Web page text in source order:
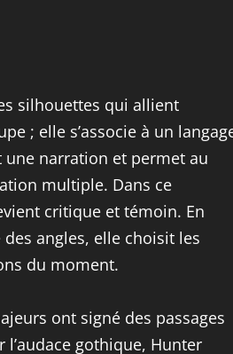
silhouettes qui allient
; elle s’associe à un
narration et permet au
multiple. Dans ce
critique et témoin. En
angles, elle choisit les
du moment.
ont signé des passages
gothique, Hunter